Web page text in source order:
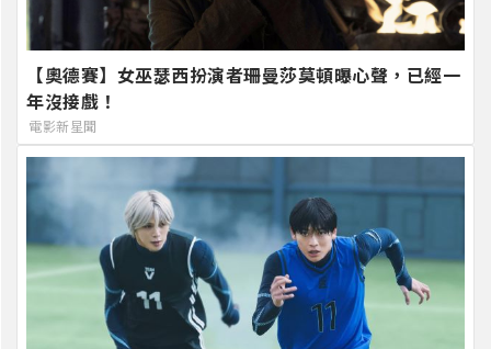
【奧德賽】女巫瑟西扮演者珊曼莎莫頓曝心聲，已經一
年沒接戲！
電影新星聞